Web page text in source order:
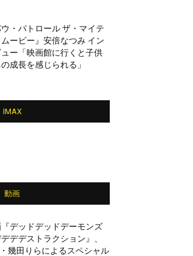
ウ・パトロール ザ・マイテ
ムービー』安倍なつみ イン
ュー「映画館に行くと子供
成長を感じられる」
IMAX
動画
デッドデッドデーモンズ
デデストラクション』、
幾田りらによるスペシャル